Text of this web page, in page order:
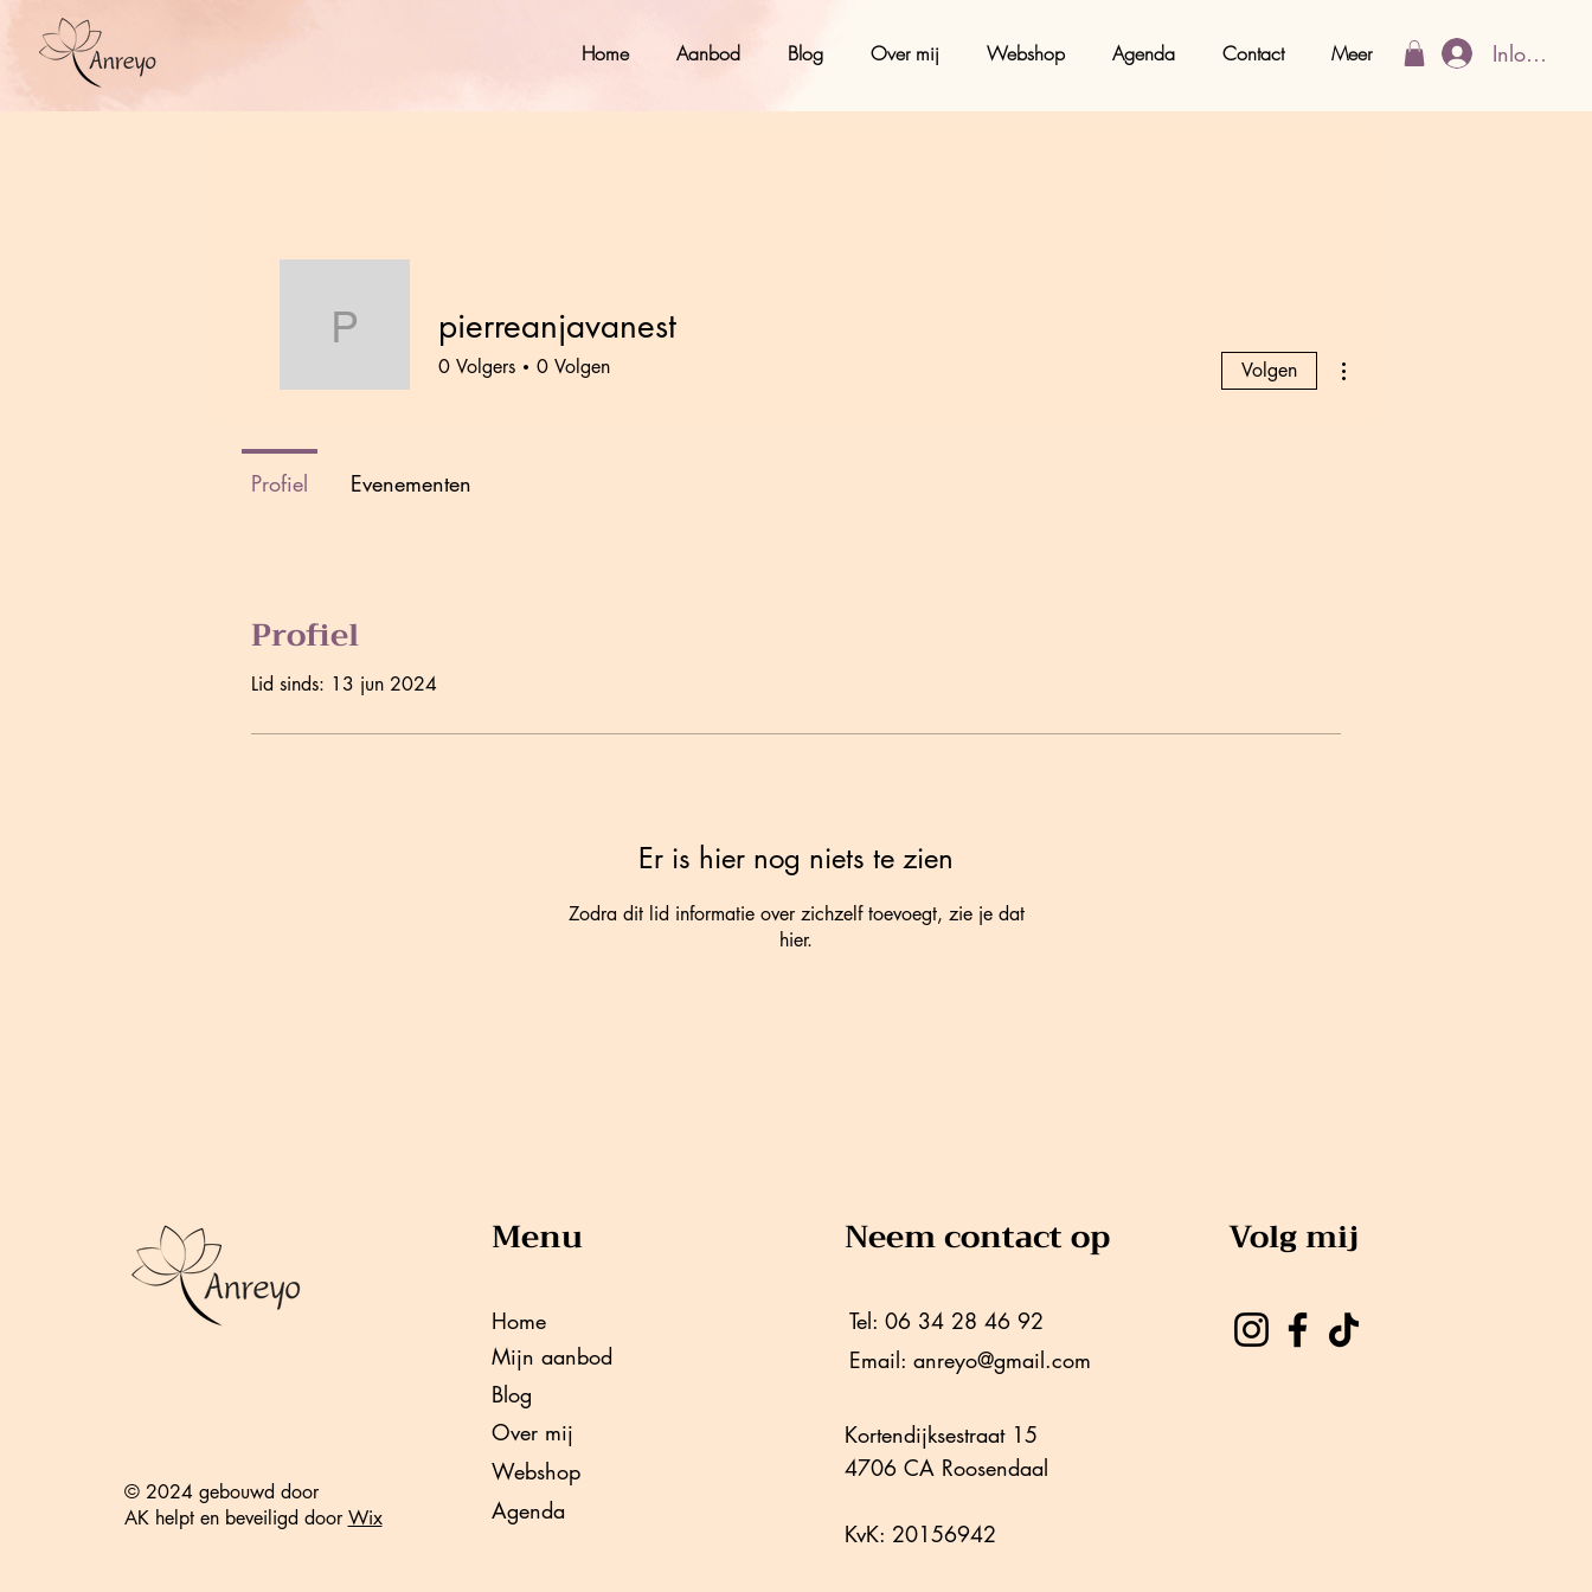
Home Aanbod Blog Over mij Webshop Agenda Contact Meer Inloggen
Profiel
Lid sinds: 13 jun 2024
Er is hier nog niets te zien
Zodra dit lid informatie over zichzelf toevoegt, zie je dat
hier.
pierreanjavanest
pierreanjavanest
0 Volgers 0 Volgen Volgen
Profiel Evenementen
© 2024 gebouwd door
AK helpt en beveiligd doorWix
Menu
Home
Mijn aanbod
Blog
Over mij
Webshop
Agenda
Neem contact op
Tel: 06 34 28 46 92
Email: anreyo@gmail.com
Kortendijksestraat 15
4706 CA Roosendaal
KvK: 20156942
Volg mij